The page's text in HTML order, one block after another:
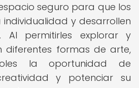
seguro para que los
individualidad y desarrollen
Al permitirles explorar y
diferentes formas de arte,
la oportunidad de
y potenciar su